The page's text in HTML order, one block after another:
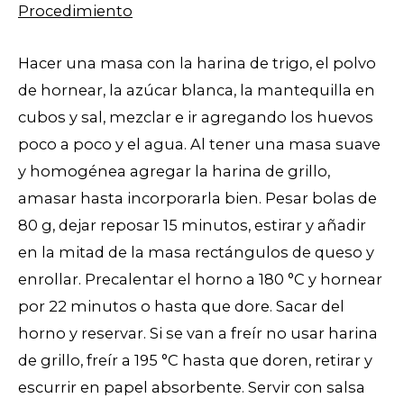
Procedimiento
Hacer una masa con la harina de trigo, el polvo
de hornear, la azúcar blanca, la mantequilla en
cubos y sal, mezclar e ir agregando los huevos
poco a poco y el agua. Al tener una masa suave
y homogénea agregar la harina de grillo,
amasar hasta incorporarla bien. Pesar bolas de
80 g, dejar reposar 15 minutos, estirar y añadir
en la mitad de la masa rectángulos de queso y
enrollar. Precalentar el horno a 180 °C y hornear
por 22 minutos o hasta que dore. Sacar del
horno y reservar. Si se van a freír no usar harina
de grillo, freír a 195 °C hasta que doren, retirar y
escurrir en papel absorbente. Servir con salsa